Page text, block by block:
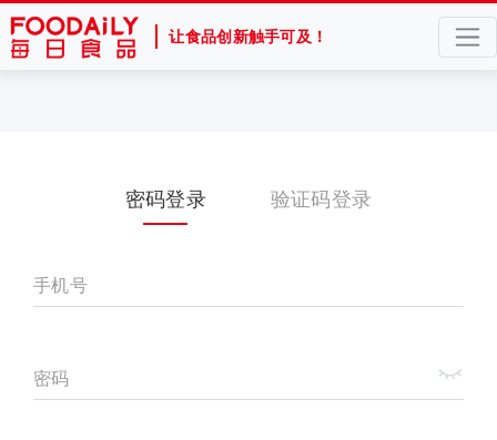
让食品创新触手可及！
密码登录 验证码登录
手机号
密码